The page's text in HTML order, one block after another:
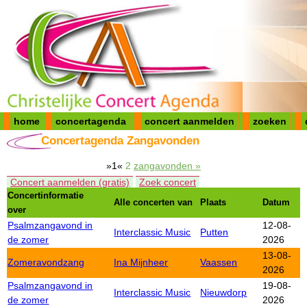
home concertagenda concert aanmelden zoeken
Concertagenda Zangavonden
»1« 2 zangavonden »
Concert aanmelden (gratis)
Zoek concert
Concertinformatie
over
Alle concerten van Plaats Datum
Psalmzangavond in
de zomer
Interclassic Music Putten
12-08-
2026
Zomeravondzang Ina Mijnheer Vaassen
13-08-
2026
Psalmzangavond in
de zomer
Interclassic Music Nieuwdorp
19-08-
2026